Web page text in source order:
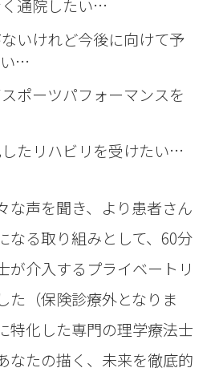
通院したい…
いけれど今後に向けて予
…
ポーツパフォーマンスを
たリハビリを受けたい…
な声を聞き、より患者さん
なる取り組みとして、60分
が介入するプライベートリ
た（保険診療外となりま
特化した専門の理学療法士
なたの描く、未来を徹底的